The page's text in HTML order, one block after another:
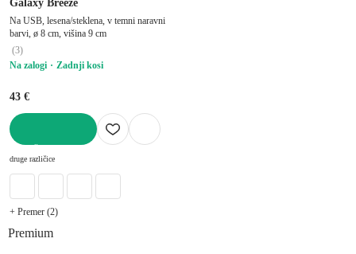
Galaxy Breeze
Na USB, lesena/steklena, v temni naravni
barvi, ø 8 cm, višina 9 cm
(3)
Na zalogi
Zadnji kosi
43 €
druge različice
+ Premer (2)
Premium